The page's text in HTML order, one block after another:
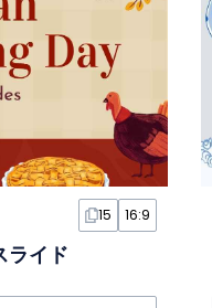
15 16:9
ライド